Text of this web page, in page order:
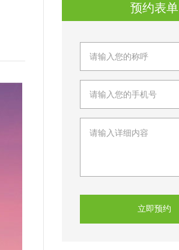
预约表单
立即预约